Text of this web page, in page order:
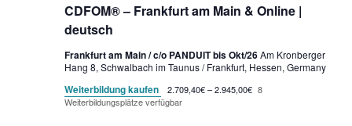
CDFOM® – Frankfurt am Main & Online |
deutsch
Frankfurt am Main / c/o PANDUIT bis Okt/26Am Kronberger
Hang 8, Schwalbach im Taunus / Frankfurt, Hessen, Germany
Weiterbildung kaufen 2.709,40€ – 2.945,00€ 8
Weiterbildungsplätze verfügbar